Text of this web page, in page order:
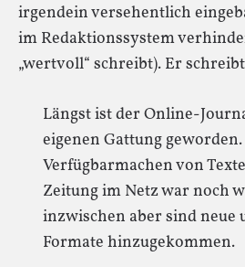
irgendein versehentlich
im Redaktionssystem
„wertvoll“ schreibt). Er
Längst ist der Online-
eigenen Gattung
Verfügbarmachen von
Zeitung im Netz war noch
inzwischen aber sind neue
Formate hinzugekommen.